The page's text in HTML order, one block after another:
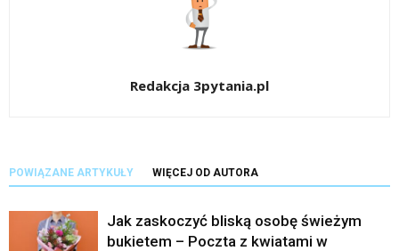
Redakcja 3pytania.pl
POWIĄZANE ARTYKUŁY WIĘCEJ OD AUTORA
Jak zaskoczyć bliską osobę świeżym
bukietem – Poczta z kwiatami w